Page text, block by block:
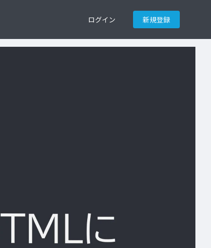
ログイン 新規登録